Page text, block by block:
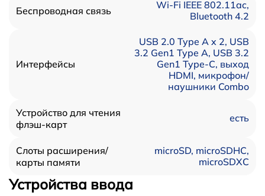
Беспроводная связь
Wi-Fi IEEE 802.11ac,
Bluetooth 4.2
Интерфейсы
USB 2.0 Type A x 2, USB
3.2 Gen1 Type A, USB 3.2
Gen1 Type-С, выход
HDMI, микрофон/
наушники Combo
Устройство для чтения
флэш-карт
есть
Слоты расширения/
карты памяти
microSD, microSDHC,
microSDXC
Устройства ввода